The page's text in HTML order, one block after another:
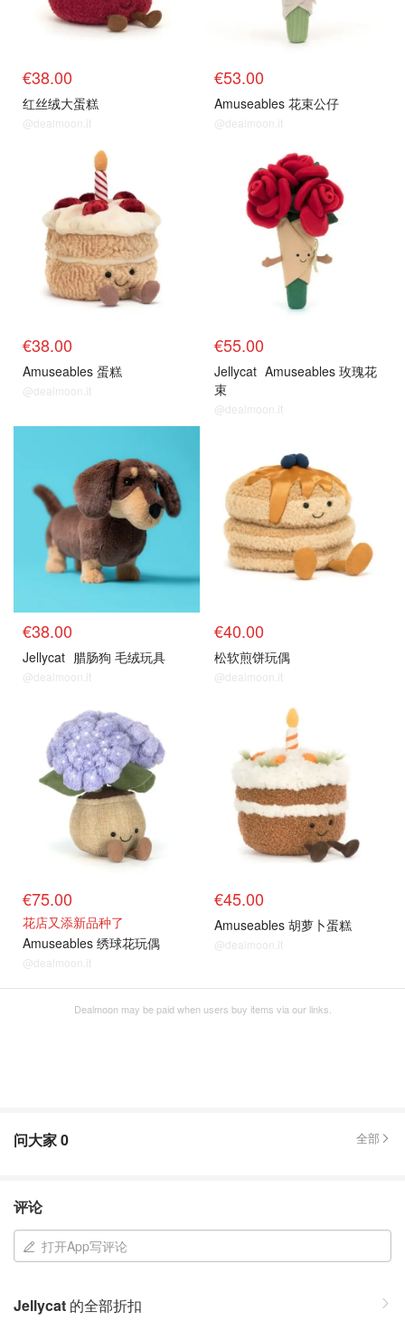
€38.00
红丝绒大蛋糕
@dealmoon.it
€53.00
Amuseables 花束公仔
@dealmoon.it
€38.00
Amuseables 蛋糕
@dealmoon.it
€55.00
Jellycat Amuseables 玫瑰花
束
@dealmoon.it
€38.00
Jellycat 腊肠狗 毛绒玩具
@dealmoon.it
€40.00
松软煎饼玩偶
@dealmoon.it
€75.00
花店又添新品种了
Amuseables 绣球花玩偶
@dealmoon.it
€45.00
Amuseables 胡萝卜蛋糕
@dealmoon.it
Dealmoon may be paid when users buy items via our links.
问大家0 全部
评论
打开App写评论
Jellycat 的全部折扣